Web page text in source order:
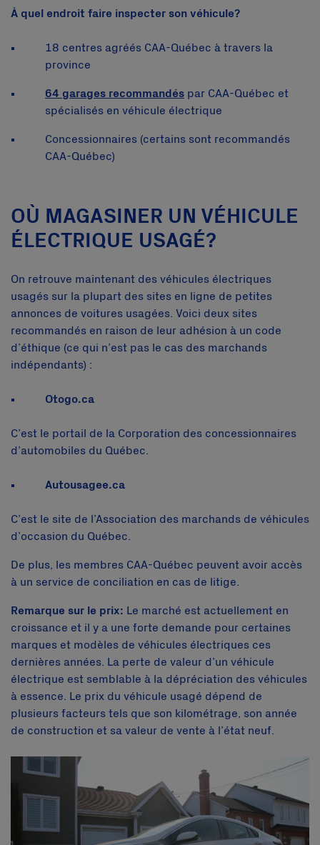
À quel endroit faire inspecter son véhicule?
18 centres agréés CAA-Québec à travers la
province
64 garages recommandés par CAA-Québec et
spécialisés en véhicule électrique
Concessionnaires (certains sont recommandés
CAA-Québec)
OÙ MAGASINER UN VÉHICULE
ÉLECTRIQUE USAGÉ?
On retrouve maintenant des véhicules électriques
usagés sur la plupart des sites en ligne de petites
annonces de voitures usagées. Voici deux sites
recommandés en raison de leur adhésion à un code
d’éthique (ce qui n’est pas le cas des marchands
indépendants) :
Otogo.ca
C’est le portail de la Corporation des concessionnaires
d’automobiles du Québec.
Autousagee.ca
C’est le site de l’Association des marchands de véhicules
d’occasion du Québec.
De plus, les membres CAA-Québec peuvent avoir accès
à un service de conciliation en cas de litige.
Remarque sur le prix: Le marché est actuellement en
croissance et il y a une forte demande pour certaines
marques et modèles de véhicules électriques ces
dernières années. La perte de valeur d’un véhicule
électrique est semblable à la dépréciation des véhicules
à essence. Le prix du véhicule usagé dépend de
plusieurs facteurs tels que son kilométrage, son année
de construction et sa valeur de vente à l’état neuf.